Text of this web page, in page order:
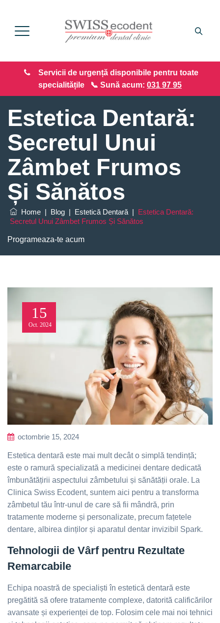
Servicii de urgență disponibile pentru toate
specialitățile 📞 Sună acum: 031 97 95
Estetica Dentară:
Secretul Unui
Zâmbet Frumos
Și Sănătos
Home | Blog | Estetică Dentară | Estetica Dentară:
Secretul Unui Zâmbet Frumos Și Sănătos
Programeaza-te acum
15
Oct. 2024
octombrie 15, 2024
Estetica dentară este mai mult decât o simplă tendință;
este o ramură specializată a medicinei dentare dedicată
îmbunătățirii aspectului zâmbetului și sănătății orale. La
Clinica Swiss Ecodent, suntem aici pentru a transforma
zâmbetul tău într-unul de care să fii mândră, prin
tratamente moderne și personalizate, precum fațetele
dentare, albirea dinților și aparatul dentar invizibil Spark.
Tehnologii de Vârf pentru Rezultate
Remarcabile
Echipa noastră de specialiști în estetică dentară este
pregătită să ofere tratamente complexe, datorită calificărilor
avansate și experienței de top. Folosim cele mai noi tehnici